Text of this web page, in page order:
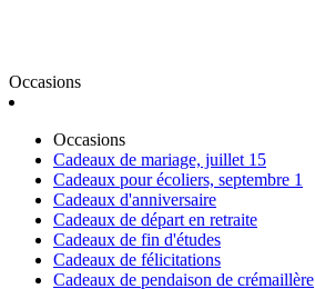
Occasions
Occasions
Cadeaux de mariage, juillet 15
Cadeaux pour écoliers, septembre 1
Cadeaux d'anniversaire
Cadeaux de départ en retraite
Cadeaux de fin d'études
Cadeaux de félicitations
Cadeaux de pendaison de crémaillère